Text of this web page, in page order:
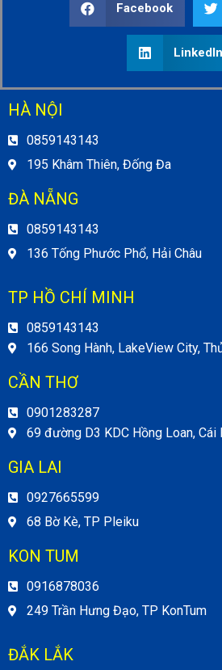
Facebook
LinkedIn
HÀ NỘI
0859143143
195 Khâm Thiên, Đống Đa
ĐÀ NẴNG
0859143143
136 Tống Phước Phổ, Hải Châu
TP HỒ CHÍ MINH
0859143143
166 Song Hành, LakeView City,
CẦN THƠ
0901283287
69 đường D3 KDC Hồng Loan, Cái
GIA LAI
0927665599
68 Bờ Kè, TP Pleiku
KON TUM
0916878036
249 Trần Hưng Đạo, TP KonTum
ĐẮK LẮK